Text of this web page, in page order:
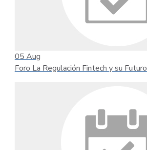
05 Aug
Foro La Regulación Fintech y su Futuro